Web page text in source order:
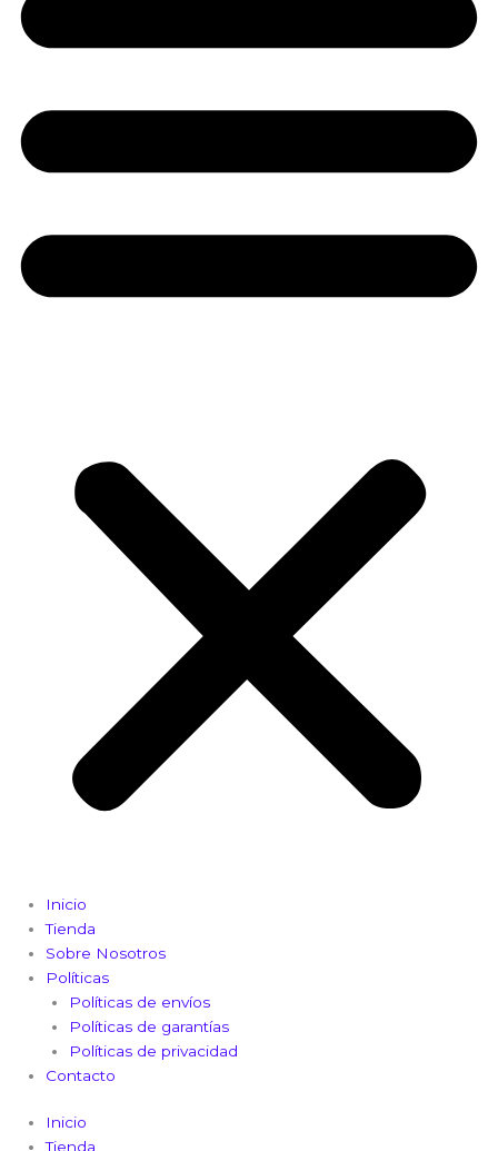
Inicio
Tienda
Sobre Nosotros
Políticas
Políticas de envíos
Políticas de garantías
Políticas de privacidad
Contacto
Inicio
Tienda